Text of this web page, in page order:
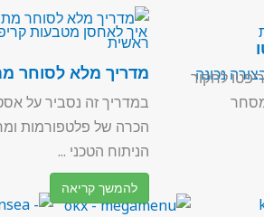
נכונה
איך לאחסן מטבעות
מדריך מלא לסוחר
במדריך זה נסביר על
הכרה של פלטפורמות
הניתוח הטכני ...
להמשך קריאה
לחקור